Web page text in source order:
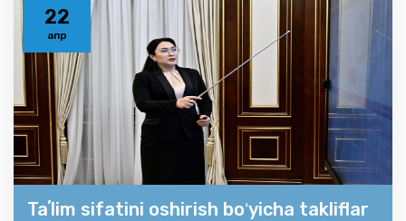
22
апр
Taʼlim sifatini oshirish boʻyicha takliflar